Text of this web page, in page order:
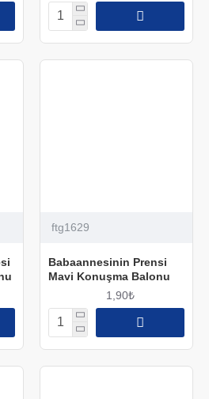
ftg1629
Babaannesinin Prensi
Mavi Konuşma Balonu
1,90₺